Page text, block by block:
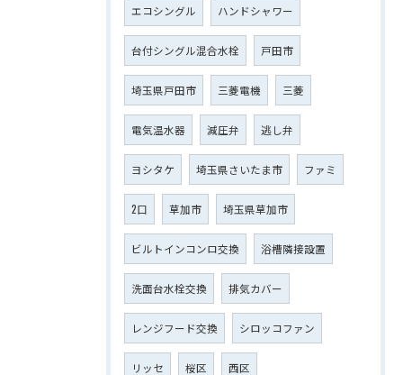
エコシングル ハンドシャワー
台付シングル混合水栓 戸田市
埼玉県戸田市 三菱電機 三菱
電気温水器 減圧弁 逃し弁
ヨシタケ 埼玉県さいたま市 ファミ
2口 草加市 埼玉県草加市
ビルトインコンロ交換 浴槽隣接設置
洗面台水栓交換 排気カバー
レンジフード交換 シロッコファン
リッセ 桜区 西区